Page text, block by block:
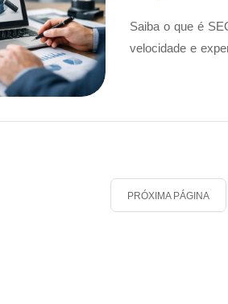
Saiba o que é
velocidade e
PRÓXIMA PÁGINA